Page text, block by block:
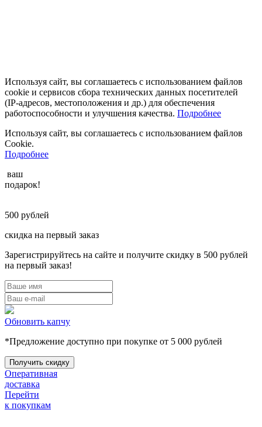
Используя сайт, вы соглашаетесь с использованием файлов
cookie и сервисов сбора технических данных посетителей
(IP‑адресов, местоположения и др.) для обеспечения
работоспособности и улучшения качества. Подробнее
Используя сайт, вы соглашаетесь с использованием файлов
Cookie.
Подробнее
ваш
подарок!
500 рублей
скидка на первый заказ
Зарегистрируйтесь на сайте и получите скидку в 500 рублей
на первый заказ!
Обновить капчу
*Предложение доступно при покупке от 5 000 рублей
Оперативная
доставка
Перейти
к покупкам